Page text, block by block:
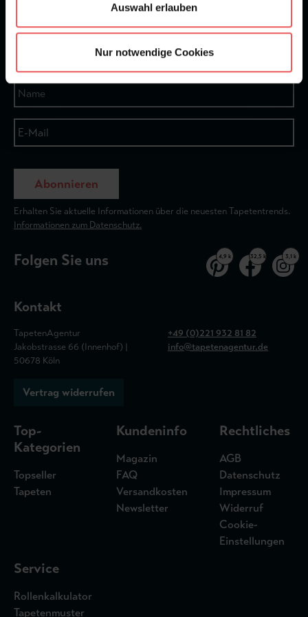
Auswahl erlauben
Nur notwendige Cookies
Newsletter
Abonnieren
Erhalten Sie aktuelle Informationen über die neuesten Tapetentrends.
Informationen zum Datenschutz.
Folgen Sie uns 4,9 k 32,5 k 3,1 k
Kontakt
TapetenAgentur
Jakobstrasse 66 (Innenhof) |
50678 Köln
+49 (0)221 932 81 82
info@tapetenagentur.de
Vertrag widerrufen
Top-
Kategorien
Topseller
Tapeten
Kundeninfo
Magazin
FAQ
Versandkosten
Newsletter
Rechtliches
AGB
Datenschutz
Impressum
Widerruf
Cookie-
Einstellungen
Service
Rollenkalkulator
Tapetenmuster